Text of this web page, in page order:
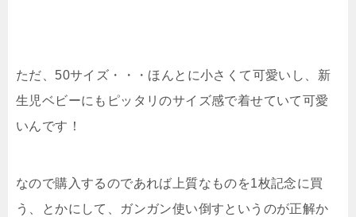
ただ、50サイズ・・・ほんとに小さくて可愛いし、新
生児ベビーにもピッタリのサイズ感で着せていて可愛
いんです！
なので購入するのであれば上質なものを1枚記念に買
う、とかにして、ガンガン使い倒すというのが正解か